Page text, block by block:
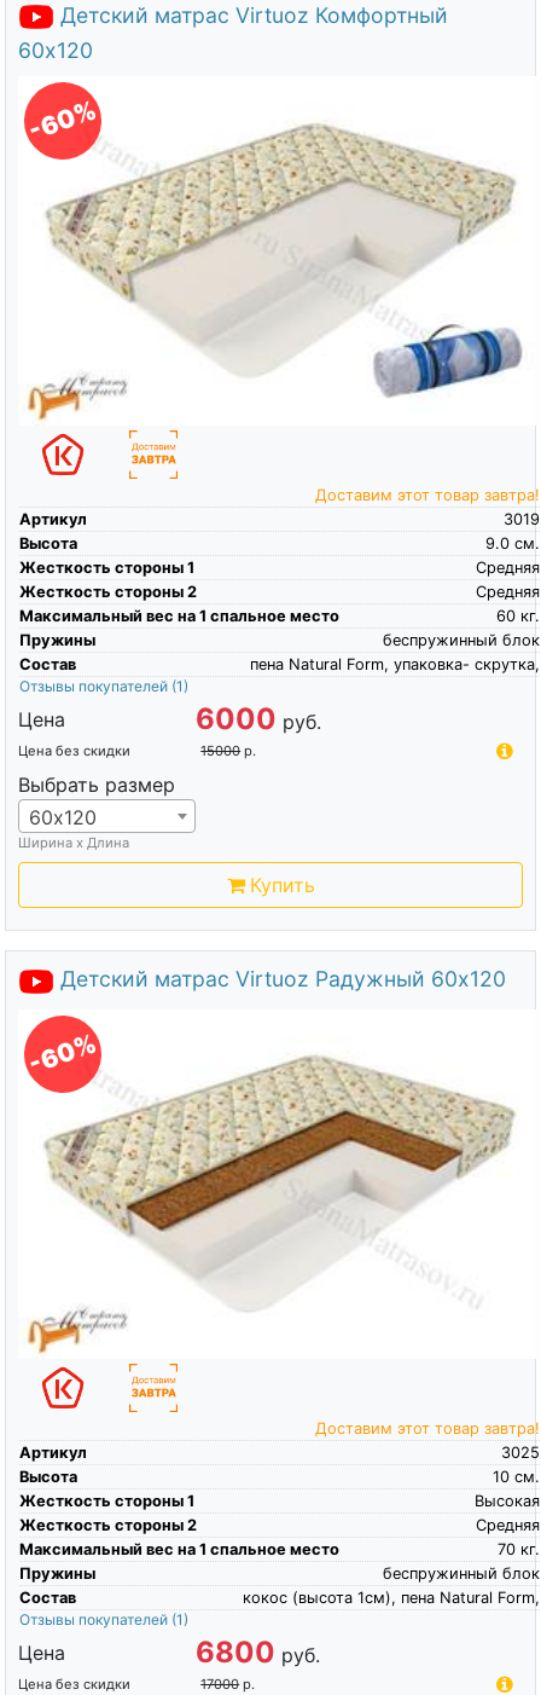
Детский матрас Virtuoz Комфортный
60х120
-60%
Доставим этот товар завтра!
Артикул
3019
Высота
см.
9.0
Жесткость стороны 1
Средняя
Жесткость стороны 2
Средняя
Максимальный вес на 1 спальное место
кг.
60
Пружины
беспружинный блок
Состав
пена Natural Form, упаковка- скрутка,
Отзывы покупателей (1)
Цена 6000 руб.
Цена без скидки 15000 р.
Выбрать размер
60х120
Ширина х Длина
Купить
Детский матрас Virtuoz Радужный 60х120
-60%
Доставим этот товар завтра!
Артикул
3025
Высота
см.
10
Жесткость стороны 1
Высокая
Жесткость стороны 2
Средняя
Максимальный вес на 1 спальное место
кг.
70
Пружины
беспружинный блок
Состав
кокос (высота 1см), пена Natural Form,
Отзывы покупателей (1)
Цена 6800 руб.
Цена без скидки 17000 р.